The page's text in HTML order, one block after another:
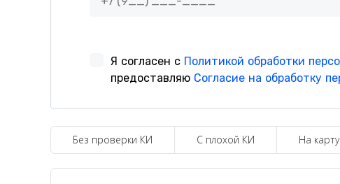
Без проверки КИ С плохой КИ На карту